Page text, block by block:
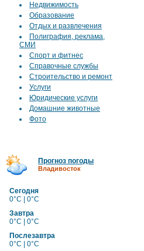
Недвижимость
Образование
Отдых и развлечения
Полиграфия, реклама,
СМИ
Спорт и фитнес
Справочные службы
Строительство и ремонт
Услуги
Юридические услуги
Домашние животные
Фото
Прогноз погоды
Владивосток
Сегодня
0°C | 0°C
Завтра
0°C | 0°C
Послезавтра
0°C | 0°C